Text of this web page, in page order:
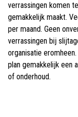
verrassingen komen
gemakkelijk maakt.
per maand. Geen
verrassingen bij
organisatie
plan gemakkelijk een
of onderhoud.